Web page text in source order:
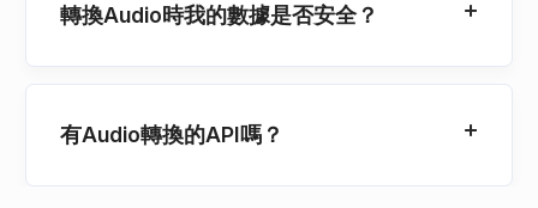
轉換Audio時我的數據是否安全？
有Audio轉換的API嗎？